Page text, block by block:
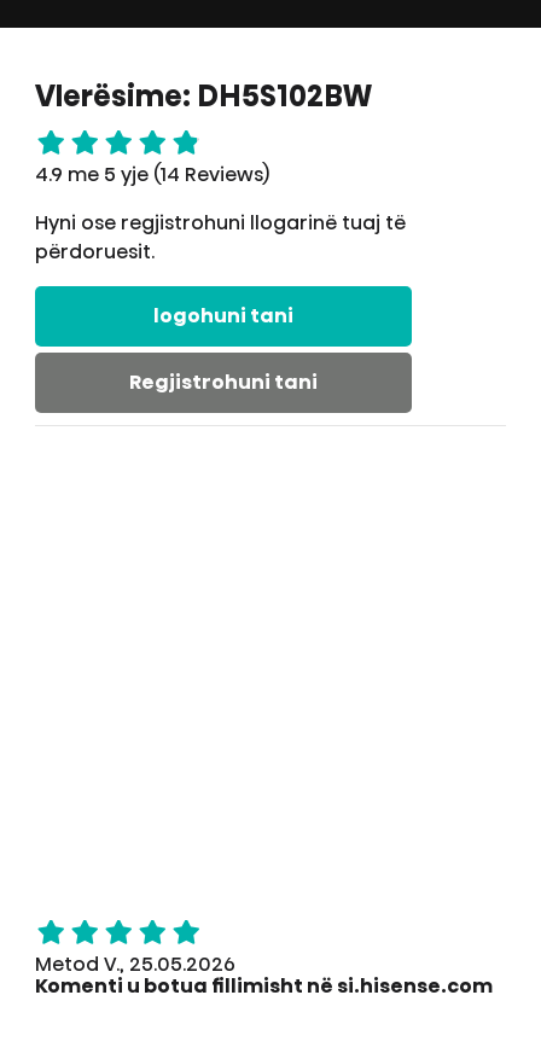
Vlerësime: DH5S102BW
4.9 me 5 yje (14 Reviews)
Hyni ose regjistrohuni llogarinë tuaj të
përdoruesit.
logohuni tani
Regjistrohuni tani
Metod V., 25.05.2026
Komenti u botua fillimisht në si.hisense.com